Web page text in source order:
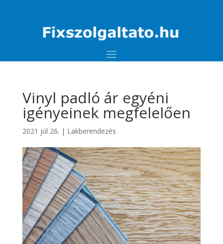
Vinyl padló ár egyéni
igényeinek megfelelően
2021 júl 26. | Lakberendezés